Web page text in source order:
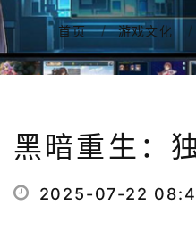
首页 游戏文化
黑暗重生：
2025-07-22